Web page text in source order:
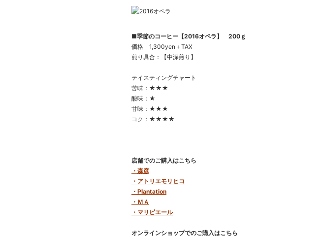
■季節のコーヒー【2016オペラ】 200ｇ
価格 1,300yen＋TAX
煎り具合：【中深煎り】
テイスティングチャート
苦味：★★★
酸味：★
甘味：★★★
コク：★★★★
店舗でのご購入はこちら
・森彦
・アトリエモリヒコ
・Plantation
・ＭＡ
・マリピエール
オンラインショップでのご購入はこちら